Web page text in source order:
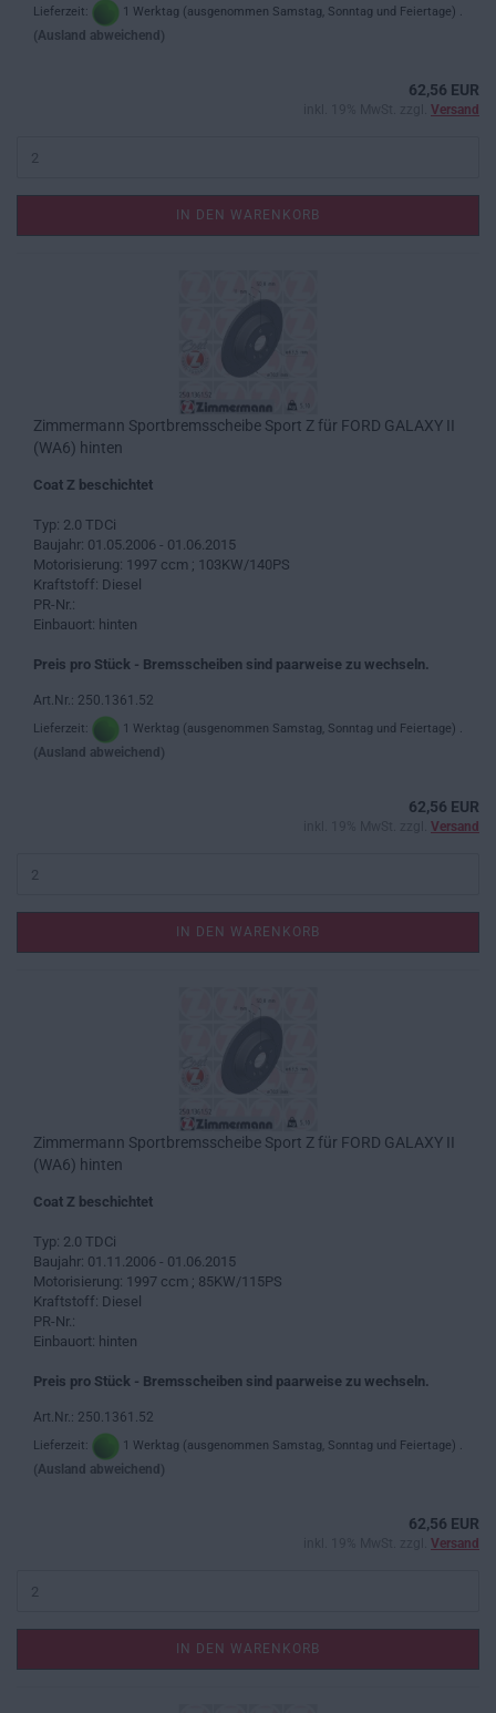
Lieferzeit: 1 Werktag (ausgenommen Samstag, Sonntag und Feiertage) .
(Ausland abweichend)
62,56 EUR
Versand
IN DEN WARENKORB
Zimmermann Sportbremsscheibe Sport Z für FORD GALAXY II
(WA6) hinten
Coat Z beschichtet
Typ: 2.0 TDCi
Baujahr: 01.05.2006 - 01.06.2015
Motorisierung: 1997 ccm ; 103KW/140PS
Kraftstoff: Diesel
PR-Nr.:
Einbauort: hinten
Preis pro Stück - Bremsscheiben sind paarweise zu wechseln.
Art.Nr.: 250.1361.52
Lieferzeit: 1 Werktag (ausgenommen Samstag, Sonntag und Feiertage) .
(Ausland abweichend)
62,56 EUR
Versand
IN DEN WARENKORB
Zimmermann Sportbremsscheibe Sport Z für FORD GALAXY II
(WA6) hinten
Coat Z beschichtet
Typ: 2.0 TDCi
Baujahr: 01.11.2006 - 01.06.2015
Motorisierung: 1997 ccm ; 85KW/115PS
Kraftstoff: Diesel
PR-Nr.:
Einbauort: hinten
Preis pro Stück - Bremsscheiben sind paarweise zu wechseln.
Art.Nr.: 250.1361.52
Lieferzeit: 1 Werktag (ausgenommen Samstag, Sonntag und Feiertage) .
(Ausland abweichend)
62,56 EUR
Versand
IN DEN WARENKORB